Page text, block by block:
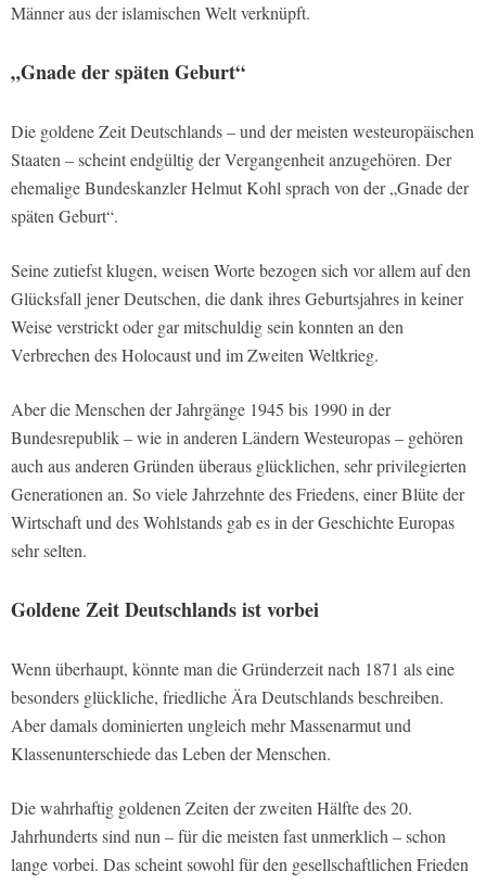
Männer aus der islamischen Welt verknüpft.
„Gnade der späten Geburt“
Die goldene Zeit Deutschlands – und der meisten westeuropäischen
Staaten – scheint endgültig der Vergangenheit anzugehören. Der
ehemalige Bundeskanzler Helmut Kohl sprach von der „Gnade der
späten Geburt“.
Seine zutiefst klugen, weisen Worte bezogen sich vor allem auf den
Glücksfall jener Deutschen, die dank ihres Geburtsjahres in keiner
Weise verstrickt oder gar mitschuldig sein konnten an den
Verbrechen des Holocaust und im Zweiten Weltkrieg.
Aber die Menschen der Jahrgänge 1945 bis 1990 in der
Bundesrepublik – wie in anderen Ländern Westeuropas – gehören
auch aus anderen Gründen überaus glücklichen, sehr privilegierten
Generationen an. So viele Jahrzehnte des Friedens, einer Blüte der
Wirtschaft und des Wohlstands gab es in der Geschichte Europas
sehr selten.
Goldene Zeit Deutschlands ist vorbei
Wenn überhaupt, könnte man die Gründerzeit nach 1871 als eine
besonders glückliche, friedliche Ära Deutschlands beschreiben.
Aber damals dominierten ungleich mehr Massenarmut und
Klassenunterschiede das Leben der Menschen.
Die wahrhaftig goldenen Zeiten der zweiten Hälfte des 20.
Jahrhunderts sind nun – für die meisten fast unmerklich – schon
lange vorbei. Das scheint sowohl für den gesellschaftlichen Frieden